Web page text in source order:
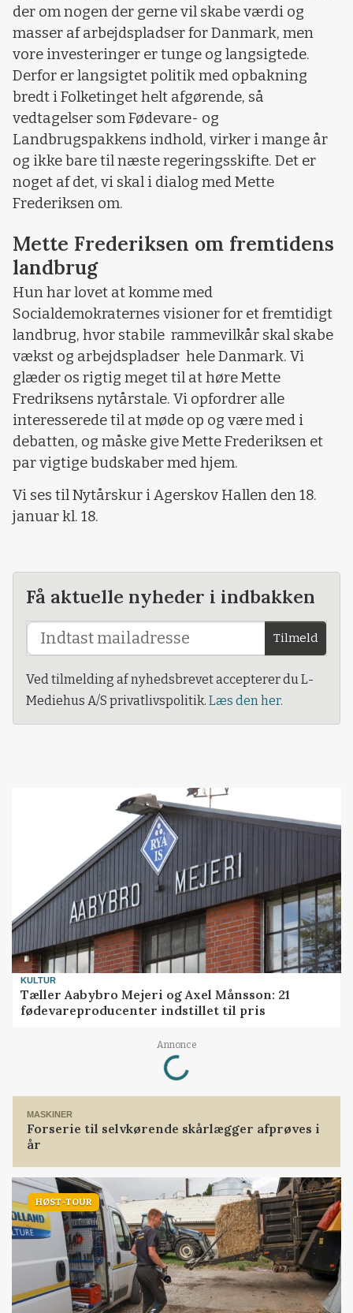
der om nogen der gerne vil skabe værdi og
masser af arbejdspladser for Danmark, men
vore investeringer er tunge og langsigtede.
Derfor er langsigtet politik med opbakning
bredt i Folketinget helt afgørende, så
vedtagelser som Fødevare- og
Landbrugspakkens indhold, virker i mange år
og ikke bare til næste regeringsskifte. Det er
noget af det, vi skal i dialog med Mette
Frederiksen om.
Mette Frederiksen om fremtidens
landbrug
Hun har lovet at komme med
Socialdemokraternes visioner for et fremtidigt
landbrug, hvor stabile rammevilkår skal skabe
vækst og arbejdspladser hele Danmark. Vi
glæder os rigtig meget til at høre Mette
Fredriksens nytårstale. Vi opfordrer alle
interesserede til at møde op og være med i
debatten, og måske give Mette Frederiksen et
par vigtige budskaber med hjem.
Vi ses til Nytårskur i Agerskov Hallen den 18.
januar kl. 18.
Få aktuelle nyheder i indbakken
Tilmeld
Ved tilmelding af nyhedsbrevet accepterer du L-
Mediehus A/S privatlivspolitik. Læs den her.
KULTUR
Tæller Aabybro Mejeri og Axel Månsson: 21
fødevareproducenter indstillet til pris
Annonce
Loading...
MASKINER
Forserie til selvkørende skårlægger afprøves i
år
HØST-TOUR